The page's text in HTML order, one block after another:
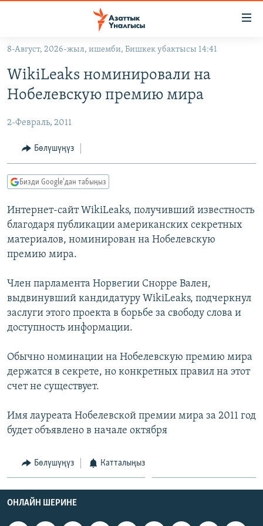
Навигацияга
өтүңүз
Издөөгө
салыңыз
КЫРГЫЗСТАН
САЯСАТ
ЭКОНОМИКА
ДҮЙНӨ
БОРБОР АЗИЯ
УКРАИНА
АТАЙЫН ИЛИКТӨӨ
БҮГҮН АЗАТТЫКТА
ЭКСПЕРТТЕР ТАЛДАЙТ
БИЗ ЖАНА ДҮЙНӨ
ДАНИСТЕ
АЗАТТЫК+
ЫҢГАЙСЫЗ СУРООЛОР
ПОДКАСТ
ӨЗГӨЧӨ ПИКИР
Русский
ЭЕ/АРнун бардык сайттары
8-Август, 2026-жыл, ишемби, Бишкек убактысы 14:41
WikiLeaks номинировали на
Нобелевскую премию мира
2-Февраль, 2011
Бөлүшүңүз
Бизди Google'дан табыңыз
Интернет-сайт WikiLeaks, получивший известность
благодаря публикации американских секретных
материалов, номинирован на Нобелевскую
премию мира.
Член парламента Норвегии Снорре Вален,
выдвинувший кандидатуру WikiLeaks, подчеркнул
заслуги этого проекта в борьбе за свободу слова и
доступность информации.
Обычно номинации на Нобелевскую премию мира
держатся в секрете, но конкретных правил на этот
счет не существует.
Имя лауреата Нобелевской премии мира за 2011 год
будет объявлено в начале октября
Бөлүшүңүз Катталыңыз
ОНЛАЙН ШЕРИНЕ